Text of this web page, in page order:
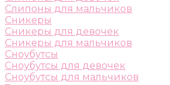
Слипоны для мальчиков
Сникеры
Сникеры для девочек
Сникеры для мальчиков
Сноубутсы
Сноубутсы для девочек
Сноубутсы для мальчиков